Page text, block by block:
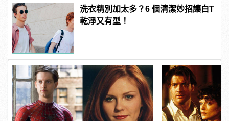
洗衣精別加太多？6 個清潔妙招讓白T
乾淨又有型！